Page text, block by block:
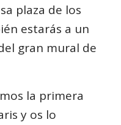
plaza de los
estarás a un
gran mural de
la primera
y os lo